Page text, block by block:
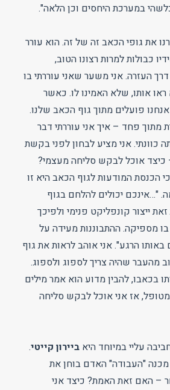
במערכת היחסים וכן הלאה".
את גופי הכאב זה של זה. הוא עורר
כבולות למרות רצונו הטוב,
העזרה. אני משער שאני עוררתי בו
אותו, שלא האמינו לו. כאשר
פועלים מתוך גוף הכאב שלנו.
מתוך פחד – איך אני עוררתי דבר
כוונתי. אני מציע לבחון לפני בקשת
כיצד אוכל לבקש סליחה מעצמי?
הכנסת המודעות לגוף הכאב היא זו
"…אינכם יכולים להלחם בגוף
ייצור קונפליקט פנימי ולפיכך
מספיקה. ההתבוננות מעידה על
הרגע". אני אוהב לראות את גוף
מהעבר שהיה צריך לספוג ולספוג.
בכאבו, להבין מדוע הוא אמר מילים
אז אני אוכל לבקש סליחה
עליי במיוחד היאביירון קייטי.
"העבודה" האדם בוחן את
– האם זאת האמת? כיצד אני